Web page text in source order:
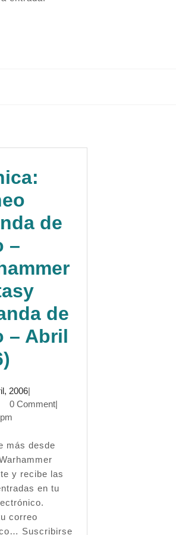
de
–
de
– Abril
Miranda
de
Ebro
–
Warhammer
Fantasy
20068
abril,
|
0 Comment|
y recibe las
en tu
correo
Suscribirse